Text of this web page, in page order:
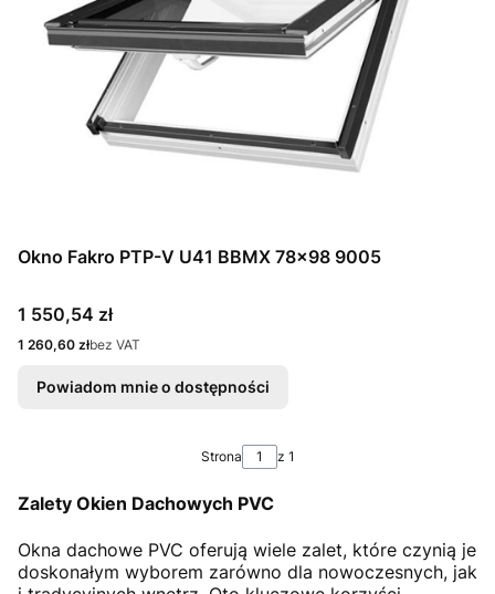
Okno Fakro PTP-V U41 BBMX 78x98 9005
Cena
1 550,54 zł
Cena
1 260,60 złbez VAT
Powiadom mnie o dostępności
Strona z 1
Zalety Okien Dachowych PVC
Okna dachowe PVC oferują wiele zalet, które czynią je
doskonałym wyborem zarówno dla nowoczesnych, jak